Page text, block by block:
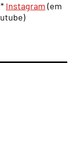
* Instagram (em